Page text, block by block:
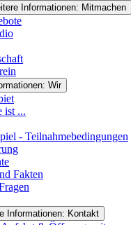
Informationen: Mitmachen
Wir
ist ...
- Teilnahmebedingungen
Fakten
Informationen: Kontakt